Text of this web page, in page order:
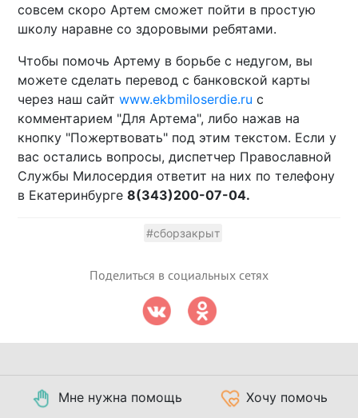
совсем скоро Артем сможет пойти в простую
школу наравне со здоровыми ребятами.
Чтобы помочь Артему в борьбе с недугом, вы
можете сделать перевод с банковской карты
через наш сайтwww.ekbmiloserdie.ru с
комментарием "Для Артема", либо нажав на
кнопку "Пожертвовать" под этим текстом. Если у
вас остались вопросы, диспетчер Православной
Службы Милосердия ответит на них по телефону
в Екатеринбурге8(343)200-07-04.
#сборзакрыт
Поделиться в социальных сетях
Мне нужна помощь Хочу помочь